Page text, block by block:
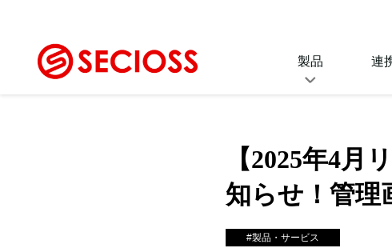
製品
(IDaaS)
Secioss Identity
Manager Enterprise
連
ID同期対
統合ID管理、プ
セキュリ
【2025年4
知らせ！管理
#製品・サービス